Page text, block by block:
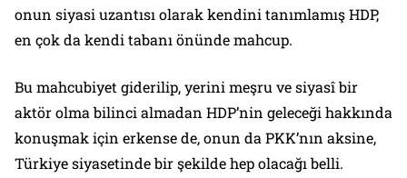
onun siyasi uzantısı olarak kendini tanımlamış HDP,
en çok da kendi tabanı önünde mahcup.
Bu mahcubiyet giderilip, yerini meşru ve siyasî bir
aktör olma bilinci almadan HDP’nin geleceği hakkında
konuşmak için erkense de, onun da PKK’nın aksine,
Türkiye siyasetinde bir şekilde hep olacağı belli.